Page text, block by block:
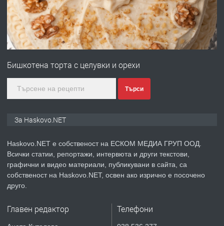
преди 2 дни
ПРЕДЛАГА
№4120 Магазин/Офис под наем в кв.
градската градина!
преди 3 дни
ПРЕДЛАГА
Продавам парцел в гр. Хасково кв.
Бишкотена торта с целувки и орехи
Търси
За Haskovo.NET
Haskovo.NET е собственост на ЕСКОМ МЕДИА ГРУП ООД.
Всички статии, репортажи, интервюта и други текстови,
графични и видео материали, публикувани в сайта, са
собственост на Haskovo.NET, освен ако изрично е посочено
друго.
Главен редактор Телефони